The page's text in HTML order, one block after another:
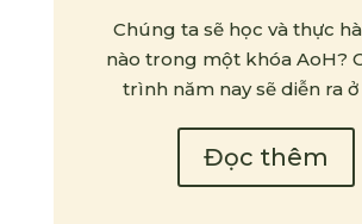
Chúng ta sẽ học và thực
nào trong một khóa AoH?
trình năm nay sẽ diễn ra
Đọc thêm